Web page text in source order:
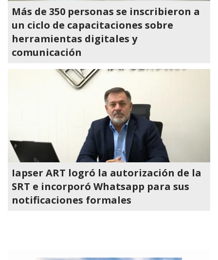
Más de 350 personas se inscribieron a
un ciclo de capacitaciones sobre
herramientas digitales y
comunicación
Iapser ART logró la autorización de la
SRT e incorporó Whatsapp para sus
notificaciones formales